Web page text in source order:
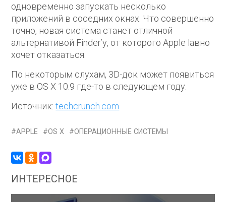
одновременно запускать несколько
приложений в соседних окнах. Что совершенно
точно, новая система станет отличной
альтернативой Finder’у, от которого Apple lавно
хочет отказаться.
По некоторым слухам, 3D-док может появиться
уже в OS X 10.9 где-то в следующем году.
Источник:techcrunch.com
APPLE OS X ОПЕРАЦИОННЫЕ СИСТЕМЫ
ИНТЕРЕСНОЕ